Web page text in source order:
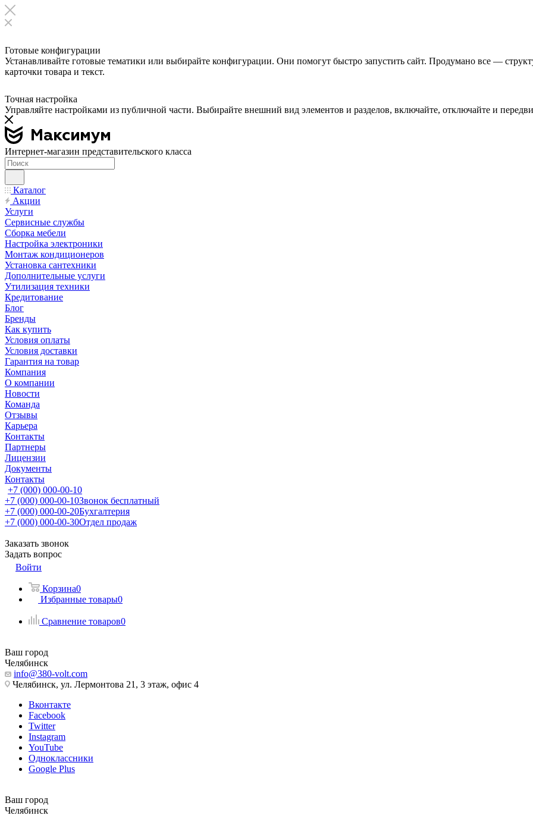
Готовые конфигурации
Устанавливайте готовые тематики или выбирайте конфигурации. Они помогут быстро запустить сайт. Продумано все —
карточки товара и текст.
Точная настройка
Управляйте настройками из публичной части. Выбирайте внешний вид элементов и разделов, включайте, отключайте и
Интернет-магазин представительского класса
Каталог
Акции
Услуги
Сервисные службы
Сборка мебели
Настройка электроники
Монтаж кондиционеров
Установка сантехники
Дополнительные услуги
Утилизация техники
Кредитование
Блог
Бренды
Как купить
Условия оплаты
Условия доставки
Гарантия на товар
Компания
О компании
Новости
Команда
Отзывы
Карьера
Контакты
Партнеры
Лицензии
Документы
Контакты
+7 (000) 000-00-10
+7 (000) 000-00-10Звонок бесплатный
+7 (000) 000-00-20Бухгалтерия
+7 (000) 000-00-30Отдел продаж
Заказать звонок
Задать вопрос
Войти
Корзина0
Избранные товары0
Сравнение товаров0
Ваш город
Челябинск
info@380-volt.com
Челябинск, ул. Лермонтова 21, 3 этаж, офис 4
Вконтакте
Facebook
Twitter
Instagram
YouTube
Одноклассники
Google Plus
Ваш город
Челябинск